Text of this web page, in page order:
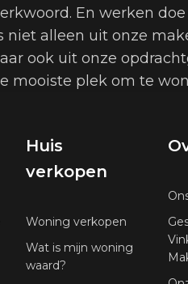
En werken
niet alleen uit onze
ook uit onze
mooiste plek om te
Huis
verkopen
Woning verkopen
Wat is mijn woning
waard?